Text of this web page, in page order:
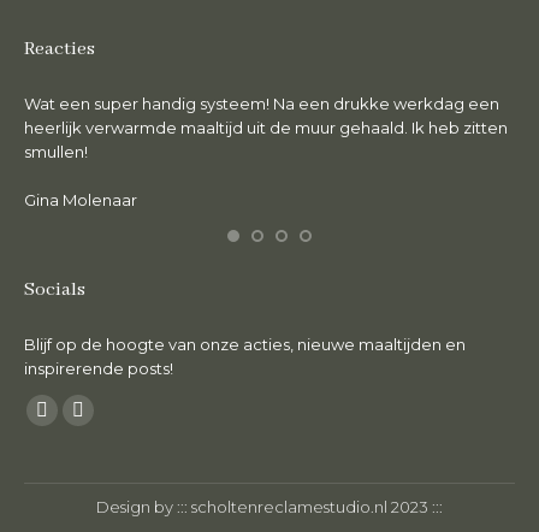
Reacties
Wat een super handig systeem! Na een drukke werkdag een
heerlijk verwarmde maaltijd uit de muur gehaald. Ik heb zitten
smullen!
Gina Molenaar
Socials
Blijf op de hoogte van onze acties, nieuwe maaltijden en
inspirerende posts!
Vind ons op:
FacebookInstagram
Design by ::: scholtenreclamestudio.nl 2023 :::